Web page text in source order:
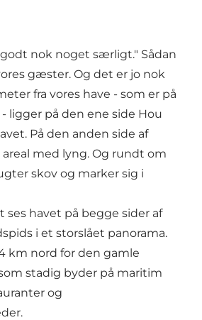
nok noget særligt." Sådan
gæster. Og det er jo nok
fra vores have - som er på
ligger på den ene side Hou
På den anden side af
med lyng. Og rundt om
skov og marker sig i
ses havet på begge sider af
i et storslået panorama.
km nord for den gamle
stadig byder på maritim
og